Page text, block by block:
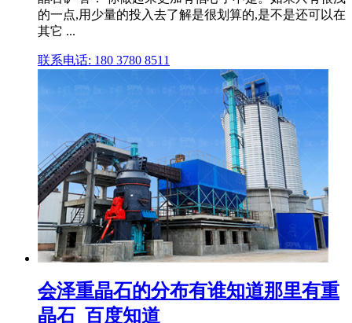
的一点,用少量的投入去了解是很划算的,是不是还可以在
其它 ...
联系电话: 180 3780 8511
会泽重晶石的分布有谁知道那里有重
晶石_百度知道